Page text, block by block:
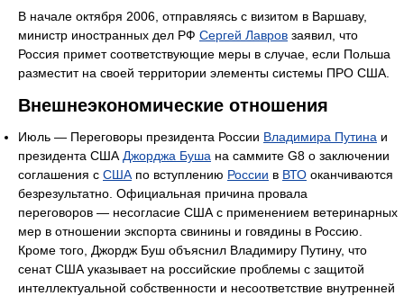
В начале октября 2006, отправляясь с визитом в Варшаву,
министр иностранных дел РФ Сергей Лавров заявил, что
Россия примет соответствующие меры в случае, если Польша
разместит на своей территории элементы системы ПРО США.
Внешнеэкономические отношения
Июль — Переговоры президента России Владимира Путина и
президента США Джорджа Буша на саммите G8 о заключении
соглашения с США по вступлению России в ВТО оканчиваются
безрезультатно. Официальная причина провала
переговоров — несогласие США с применением ветеринарных
мер в отношении экспорта свинины и говядины в Россию.
Кроме того, Джордж Буш объяснил Владимиру Путину, что
сенат США указывает на российские проблемы с защитой
интеллектуальной собственности и несоответствие внутренней